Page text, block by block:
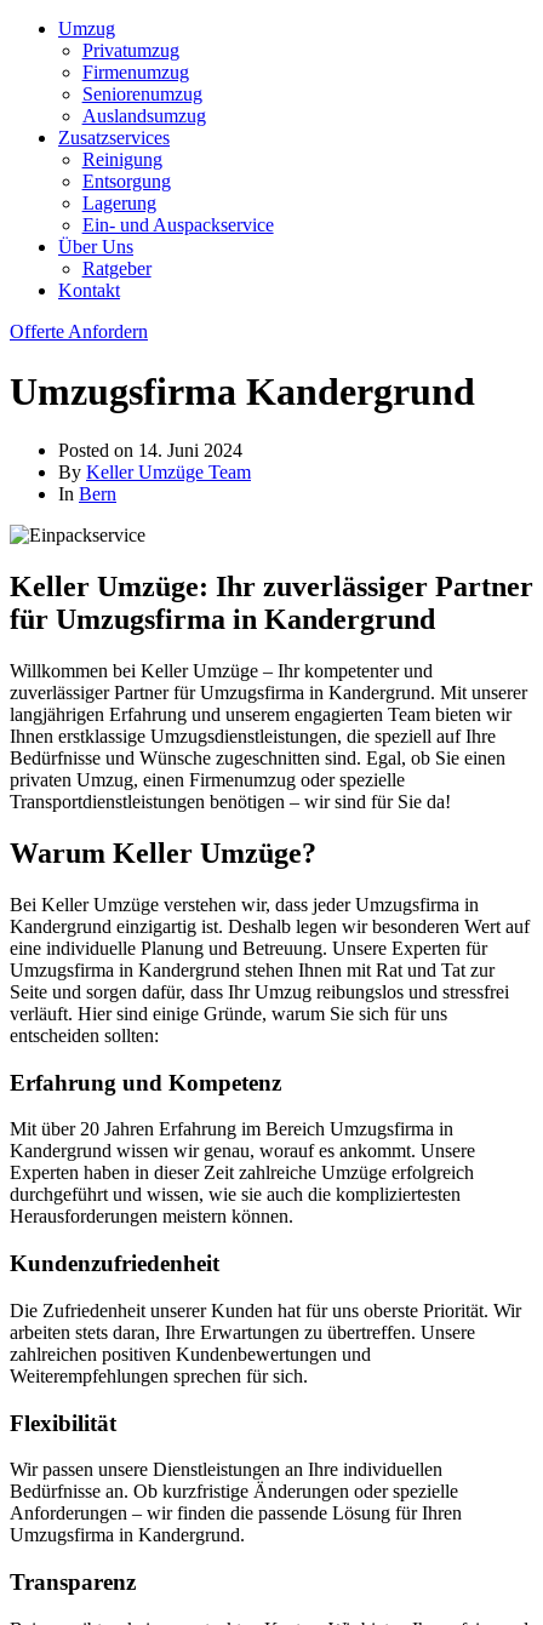
Umzug
Privatumzug
Firmenumzug
Seniorenumzug
Auslandsumzug
Zusatzservices
Reinigung
Entsorgung
Lagerung
Ein- und Auspackservice
Über Uns
Ratgeber
Kontakt
Offerte Anfordern
Umzugsfirma Kandergrund
Posted on 14. Juni 2024
By Keller Umzüge Team
In Bern
Keller Umzüge: Ihr zuverlässiger Partner
für Umzugsfirma in Kandergrund
Willkommen bei Keller Umzüge – Ihr kompetenter und
zuverlässiger Partner für Umzugsfirma in Kandergrund. Mit unserer
langjährigen Erfahrung und unserem engagierten Team bieten wir
Ihnen erstklassige Umzugsdienstleistungen, die speziell auf Ihre
Bedürfnisse und Wünsche zugeschnitten sind. Egal, ob Sie einen
privaten Umzug, einen Firmenumzug oder spezielle
Transportdienstleistungen benötigen – wir sind für Sie da!
Warum Keller Umzüge?
Bei Keller Umzüge verstehen wir, dass jeder Umzugsfirma in
Kandergrund einzigartig ist. Deshalb legen wir besonderen Wert auf
eine individuelle Planung und Betreuung. Unsere Experten für
Umzugsfirma in Kandergrund stehen Ihnen mit Rat und Tat zur
Seite und sorgen dafür, dass Ihr Umzug reibungslos und stressfrei
verläuft. Hier sind einige Gründe, warum Sie sich für uns
entscheiden sollten:
Erfahrung und Kompetenz
Mit über 20 Jahren Erfahrung im Bereich Umzugsfirma in
Kandergrund wissen wir genau, worauf es ankommt. Unsere
Experten haben in dieser Zeit zahlreiche Umzüge erfolgreich
durchgeführt und wissen, wie sie auch die kompliziertesten
Herausforderungen meistern können.
Kundenzufriedenheit
Die Zufriedenheit unserer Kunden hat für uns oberste Priorität. Wir
arbeiten stets daran, Ihre Erwartungen zu übertreffen. Unsere
zahlreichen positiven Kundenbewertungen und
Weiterempfehlungen sprechen für sich.
Flexibilität
Wir passen unsere Dienstleistungen an Ihre individuellen
Bedürfnisse an. Ob kurzfristige Änderungen oder spezielle
Anforderungen – wir finden die passende Lösung für Ihren
Umzugsfirma in Kandergrund.
Transparenz